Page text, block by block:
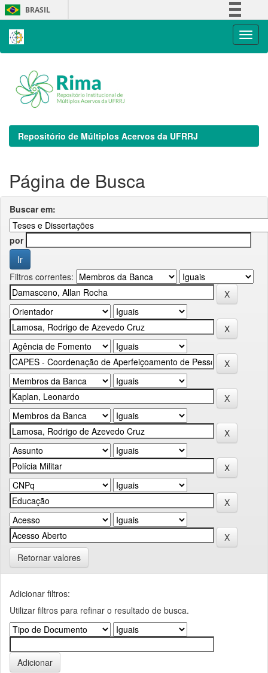
Skip
navigation
BRASIL
Repositório de Múltiplos Acervos da UFRRJ
Página de Busca
Buscar em:
por
Filtros correntes:
Retornar valores
Adicionar filtros:
Utilizar filtros para refinar o resultado de busca.